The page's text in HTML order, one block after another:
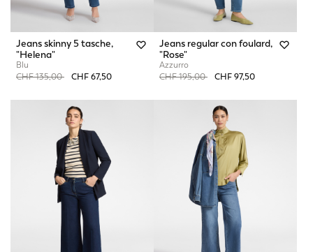
Jeans skinny 5 tasche,
"Helena"
Blu
Price reduced from
CHF 135,00toCHF 67,50
Jeans regular con foulard,
"Rose"
Azzurro
Price reduced from
CHF 195,00toCHF 97,50